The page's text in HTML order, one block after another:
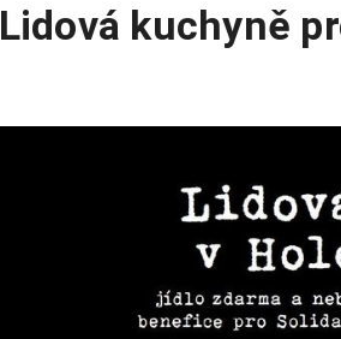
Lidová kuchyně